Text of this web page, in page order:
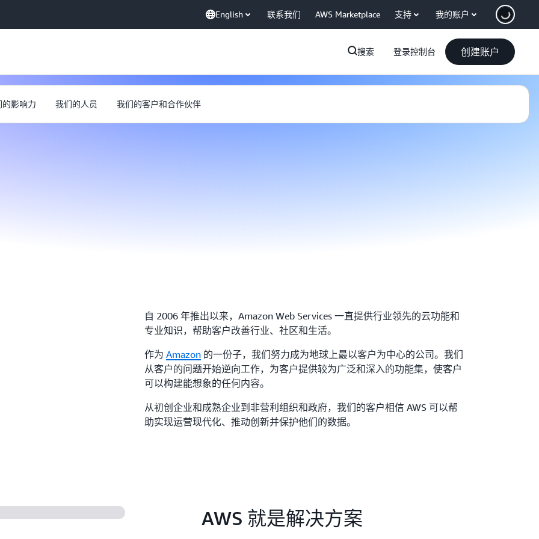
English 联系我们 AWS Marketplace 支持 我的账户
搜索 登录控制台 创建账户
的影响力 我们的人员 我们的客户和合作伙伴
自 2006 年推出以来，Amazon Web Services 一直提供行业领先的云功能和
专业知识，帮助客户改善行业、社区和生活。
作为 Amazon 的一份子，我们努力成为地球上最以客户为中心的公司。我们
从客户的问题开始逆向工作，为客户提供较为广泛和深入的功能集，使客户
可以构建能想象的任何内容。
从初创企业和成熟企业到非营利组织和政府，我们的客户相信 AWS 可以帮
助实现运营现代化、推动创新并保护他们的数据。
AWS 就是解决方案